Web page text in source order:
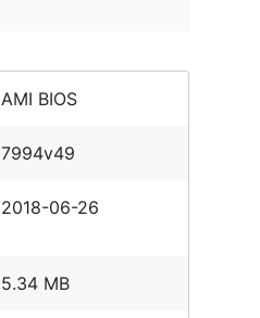
AMI BIOS
7994v49
2018-06-26
5.34 MB